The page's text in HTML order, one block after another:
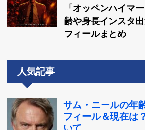
「オッペンハイマ
齢や身長インスタ
フィールまとめ
人気記事